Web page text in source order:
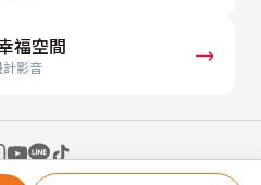
福空間
影音
Space Co., Ltd.